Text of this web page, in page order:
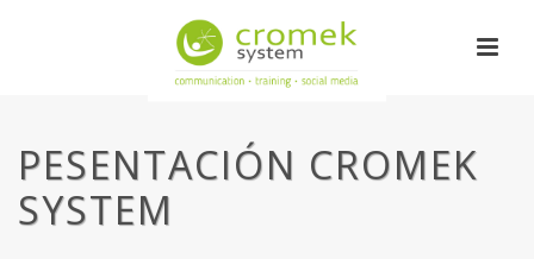
PESENTACIÓN CROMEK
SYSTEM